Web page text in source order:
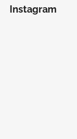
Instagram